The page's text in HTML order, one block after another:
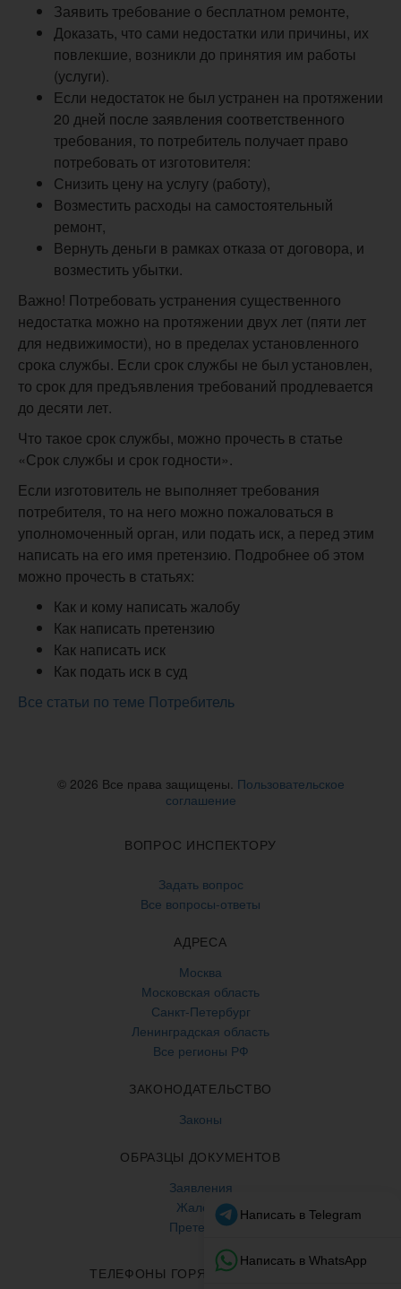
Заявить требование о бесплатном ремонте,
Доказать, что сами недостатки или причины, их
повлекшие, возникли до принятия им работы
(услуги).
Если недостаток не был устранен на протяжении
20 дней после заявления соответственного
требования, то потребитель получает право
потребовать от изготовителя:
Снизить цену на услугу (работу),
Возместить расходы на самостоятельный
ремонт,
Вернуть деньги в рамках отказа от договора, и
возместить убытки.
Важно! Потребовать устранения существенного
недостатка можно на протяжении двух лет (пяти лет
для недвижимости), но в пределах установленного
срока службы. Если срок службы не был установлен,
то срок для предъявления требований продлевается
до десяти лет.
Что такое срок службы, можно прочесть в статье
«Срок службы и срок годности».
Если изготовитель не выполняет требования
потребителя, то на него можно пожаловаться в
уполномоченный орган, или подать иск, а перед этим
написать на его имя претензию. Подробнее об этом
можно прочесть в статьях:
Как и кому написать жалобу
Как написать претензию
Как написать иск
Как подать иск в суд
Все статьи по теме Потребитель
© 2026 Все права защищены. Пользовательское
соглашение
ВОПРОС ИНСПЕКТОРУ
Задать вопрос
Все вопросы-ответы
АДРЕСА
Москва
Московская область
Санкт-Петербург
Ленинградская область
Все регионы РФ
ЗАКОНОДАТЕЛЬСТВО
Законы
ОБРАЗЦЫ ДОКУМЕНТОВ
Заявления
Жалобы
Претензии
ТЕЛЕФОНЫ ГОРЯЧЕЙ ЛИНИИ